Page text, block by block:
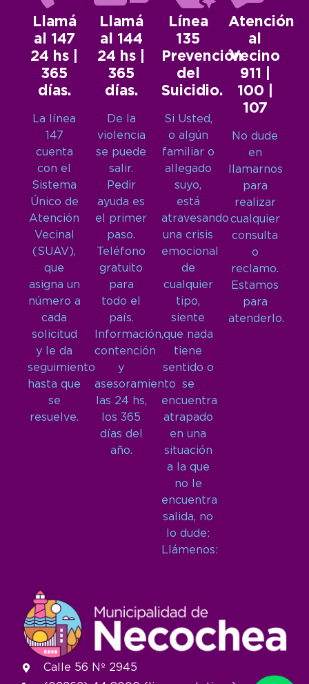
Llamá
al 147
24 hs |
365
días.
La línea
147
cuenta
con el
Sistema
Único de
Atención
Vecinal
(SUAV),
que
asigna un
número a
cada
solicitud
y le da
seguimiento
hasta que
se
resuelve.
Llamá
al 144
24 hs |
365
días.
De la
violencia
se puede
salir.
Pedir
ayuda es
el primer
paso.
Teléfono
gratuito
para
todo el
país.
Información,
contención
y
asesoramiento
las 24 hs,
los 365
días del
año.
Línea
135
Prevención
del
Suicidio.
Si Usted,
o algún
familiar o
allegado
suyo,
está
atravesando
una crisis
emocional
de
cualquier
tipo,
siente
que nada
tiene
sentido o
se
encuentra
atrapado
en una
situación
a la que
no le
encuentra
salida, no
lo dude:
Llámenos:
Atención
al
Vecino
911 |
100 |
107
No dude
en
llamarnos
para
realizar
cualquier
consulta
o
reclamo.
Estamos
para
atenderlo.
Calle 56 Nº 2945